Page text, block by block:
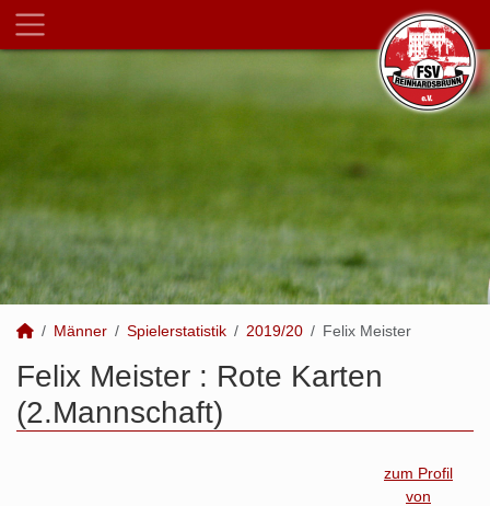
Männer Spielerstatistik 2019/20 Felix Meister
Felix Meister : Rote Karten
(2.Mannschaft)
zum Profil
von